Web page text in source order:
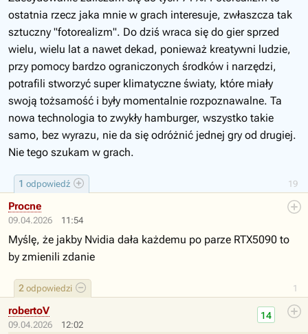
19
1 odpowiedź
ostatnia rzecz jaka mnie w grach interesuje, zwłaszcza tak
sztuczny "fotorealizm". Do dziś wraca się do gier sprzed
wielu, wielu lat a nawet dekad, ponieważ kreatywni ludzie,
przy pomocy bardzo ograniczonych środków i narzędzi,
potrafili stworzyć super klimatyczne światy, które miały
swoją tożsamość i były momentalnie rozpoznawalne. Ta
nowa technologia to zwykły hamburger, wszystko takie
samo, bez wyrazu, nie da się odróżnić jednej gry od drugiej.
Nie tego szukam w grach.
09.04.2026 11:54
1
2 odpowiedzi
Procne
Myślę, że jakby Nvidia dała każdemu po parze RTX5090 to
by zmienili zdanie
09.04.2026 12:02
14
robertoV